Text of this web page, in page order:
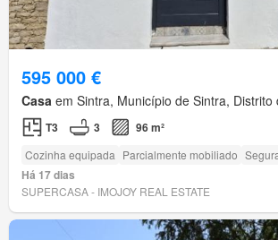
595 000 €
Casa em Sintra, Município de Sintra, Distrito
T3 3 96 m²
Cozinha equipada Parcialmente mobiliado
Há 17 dias
SUPERCASA - IMOJOY REAL ESTATE